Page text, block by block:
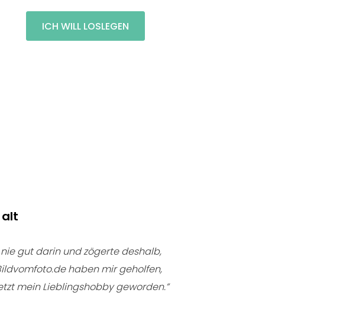
ICH WILL LOSLEGEN
alt
gut darin und zögerte deshalb,
haben mir geholfen,
mein Lieblingshobby geworden.”